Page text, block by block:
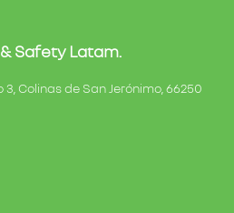
Safety Latam.
3, Colinas de San Jerónimo, 66250